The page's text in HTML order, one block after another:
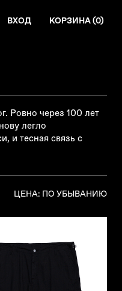
ВХОД КОРЗИНА (0)
Ровно через 100 лет
легло
и тесная связь с
ЦЕНА: ПО УБЫВАНИЮ